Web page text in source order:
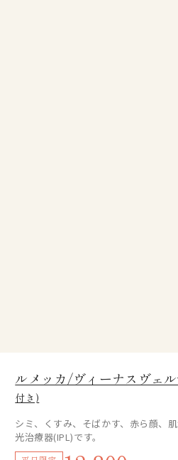
ルメッカ/ヴィーナスヴェ
付き)
シミ、くすみ、そばかす、赤ら顔、
光治療器(IPL)です。